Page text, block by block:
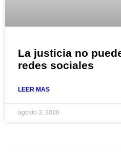
La justicia no
redes sociales
LEER MAS
agosto 3, 2026